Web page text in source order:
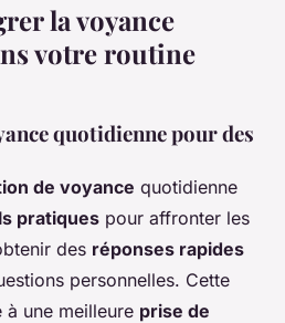
la voyance
votre routine
quotidienne pour des
de voyance quotidienne
pratiques pour affronter les
des réponses rapides
personnelles. Cette
une meilleure prise de